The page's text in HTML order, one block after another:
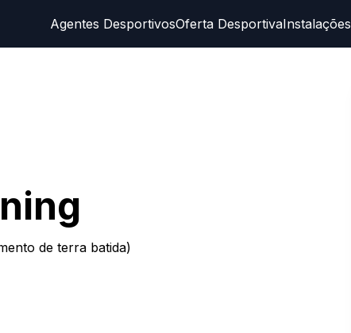
Agentes DesportivosOferta DesportivaInstalações
de terra batida)